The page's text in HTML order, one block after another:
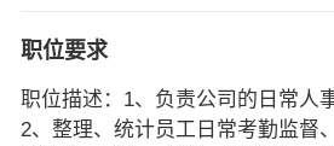
职位要求
职位描述：1、负责公司的日常人
2、整理、统计员工日常考勤监督